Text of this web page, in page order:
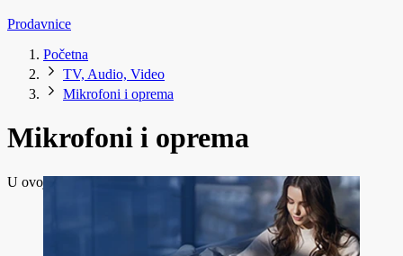
Prodavnice
Početna
TV, Audio, Video
Mikrofoni i oprema
Mikrofoni i oprema
U ovoj kategoriji trenutno nema dostupnih proizvoda.